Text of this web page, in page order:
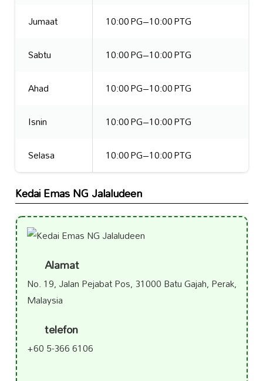
Jumaat
10:00 PG–10:00 PTG
Sabtu
10:00 PG–10:00 PTG
Ahad
10:00 PG–10:00 PTG
Isnin
10:00 PG–10:00 PTG
Selasa
10:00 PG–10:00 PTG
Kedai Emas NG Jalaludeen
Alamat
No. 19, Jalan Pejabat Pos, 31000 Batu Gajah, Perak,
Malaysia
telefon
+60 5-366 6106